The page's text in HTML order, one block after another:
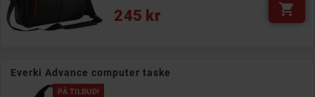
245 kr
Pris 
Everki Advance computer taske
PÅ TILBUD!